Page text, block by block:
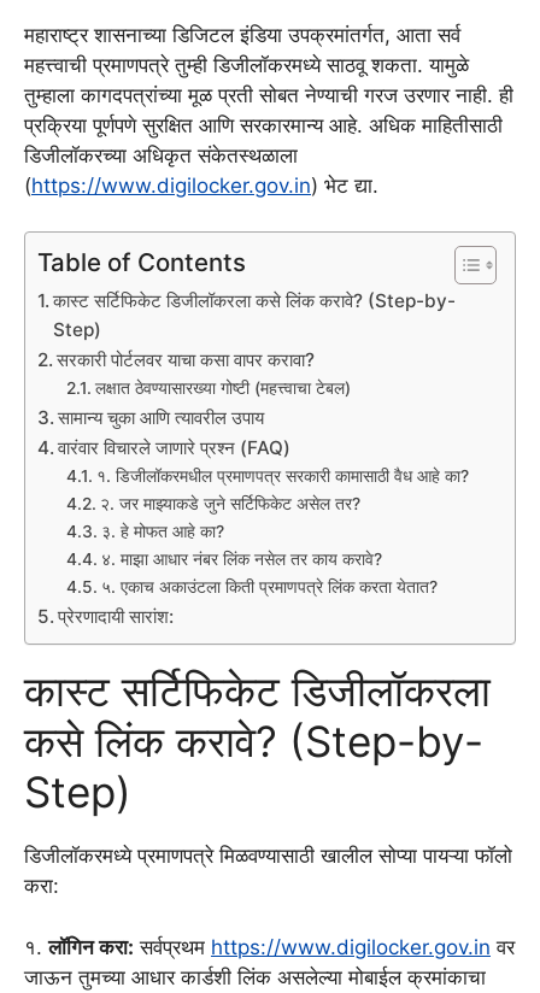
महाराष्ट्र शासनाच्या डिजिटल इंडिया उपक्रमांतर्गत, आता सर्व
महत्त्वाची प्रमाणपत्रे तुम्ही डिजीलॉकरमध्ये साठवू शकता. यामुळे
तुम्हाला कागदपत्रांच्या मूळ प्रती सोबत नेण्याची गरज उरणार नाही. ही
प्रक्रिया पूर्णपणे सुरक्षित आणि सरकारमान्य आहे. अधिक माहितीसाठी
डिजीलॉकरच्या अधिकृत संकेतस्थळाला
(https://www.digilocker.gov.in) भेट द्या.
Table of Contents
कास्ट सर्टिफिकेट डिजीलॉकरला कसे लिंक करावे? (Step-by-
Step)
सरकारी पोर्टलवर याचा कसा वापर करावा?
लक्षात ठेवण्यासारख्या गोष्टी (महत्त्वाचा टेबल)
सामान्य चुका आणि त्यावरील उपाय
वारंवार विचारले जाणारे प्रश्न (FAQ)
१. डिजीलॉकरमधील प्रमाणपत्र सरकारी कामासाठी वैध आहे का?
२. जर माझ्याकडे जुने सर्टिफिकेट असेल तर?
३. हे मोफत आहे का?
४. माझा आधार नंबर लिंक नसेल तर काय करावे?
५. एकाच अकाउंटला किती प्रमाणपत्रे लिंक करता येतात?
प्रेरणादायी सारांश:
कास्ट सर्टिफिकेट डिजीलॉकरला
कसे लिंक करावे? (Step-by-
Step)
डिजीलॉकरमध्ये प्रमाणपत्रे मिळवण्यासाठी खालील सोप्या पायऱ्या फॉलो
करा:
१.लॉगिन करा: सर्वप्रथम https://www.digilocker.gov.in वर
जाऊन तुमच्या आधार कार्डशी लिंक असलेल्या मोबाईल क्रमांकाचा